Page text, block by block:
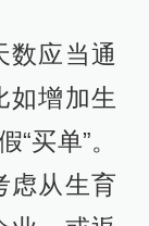
数应当通
如增加生
买单”。
虑从生育